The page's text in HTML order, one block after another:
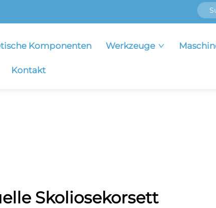
Komponenten Werkzeuge
Kontakt
Skoliosekorsett